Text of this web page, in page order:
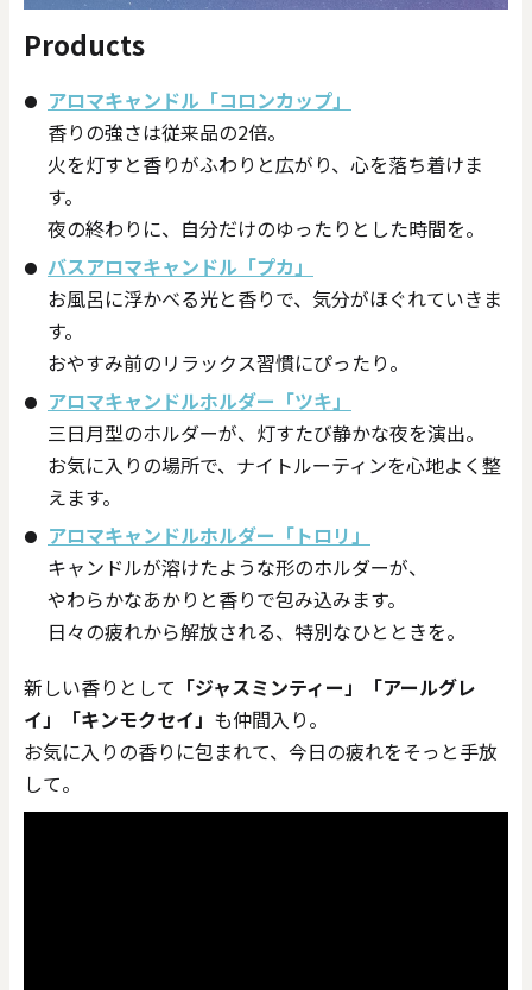
Products
アロマキャンドル「コロンカップ」
香りの強さは従来品の2倍。
火を灯すと香りがふわりと広がり、心を落ち着けま
す。
夜の終わりに、自分だけのゆったりとした時間を。
バスアロマキャンドル「プカ」
お風呂に浮かべる光と香りで、気分がほぐれていきま
す。
おやすみ前のリラックス習慣にぴったり。
アロマキャンドルホルダー「ツキ」
三日月型のホルダーが、灯すたび静かな夜を演出。
お気に入りの場所で、ナイトルーティンを心地よく整
えます。
アロマキャンドルホルダー「トロリ」
キャンドルが溶けたような形のホルダーが、
やわらかなあかりと香りで包み込みます。
日々の疲れから解放される、特別なひとときを。
新しい香りとして 「ジャスミンティー」「アールグレ
イ」「キンモクセイ」 も仲間入り。
お気に入りの香りに包まれて、今日の疲れをそっと手放
して。